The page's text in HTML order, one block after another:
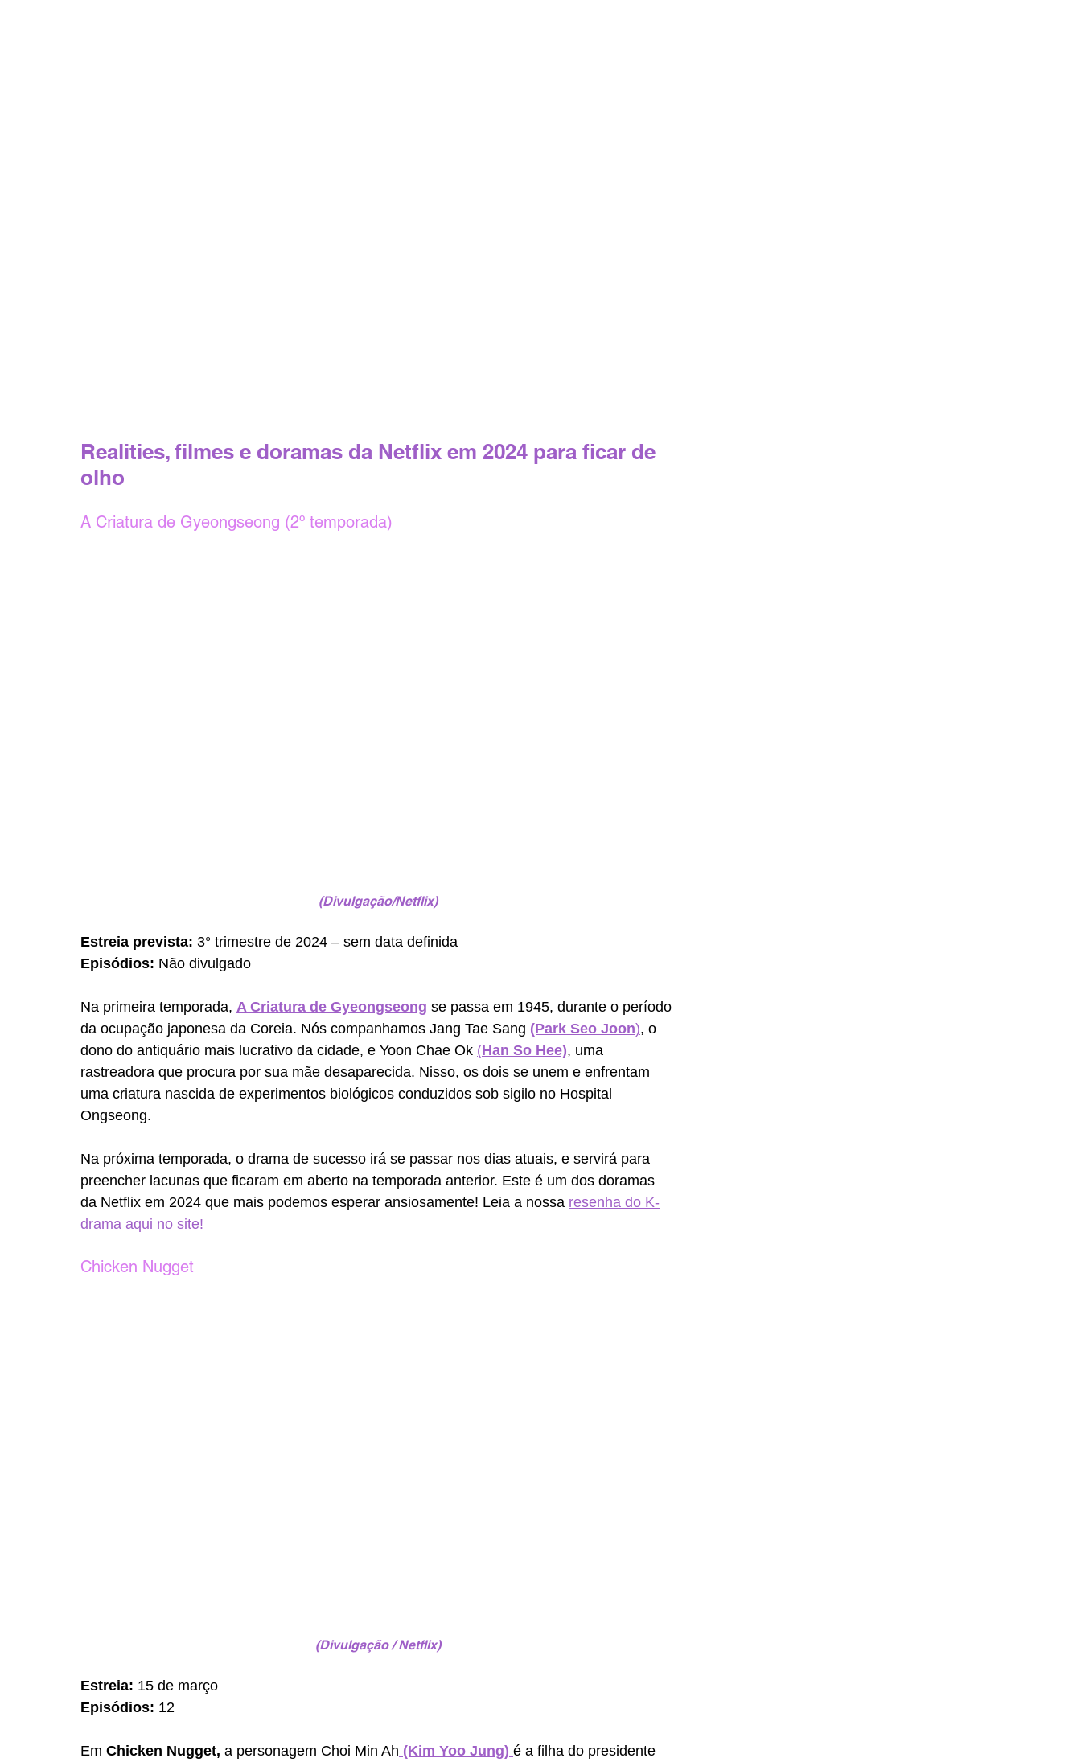
Realities, filmes e doramas da Netflix em 2024 para ficar de
olho
A Criatura de Gyeongseong (2º temporada)
(Divulgação/Netflix)
Estreia prevista: 3° trimestre de 2024 – sem data definida
Episódios: Não divulgado
Na primeira temporada, A Criatura de Gyeongseong se passa em 1945, durante o período
da ocupação japonesa da Coreia. Nós companhamos Jang Tae Sang (Park Seo Joon), o
dono do antiquário mais lucrativo da cidade, e Yoon Chae Ok (Han So Hee), uma
rastreadora que procura por sua mãe desaparecida. Nisso, os dois se unem e enfrentam
uma criatura nascida de experimentos biológicos conduzidos sob sigilo no Hospital
Ongseong.
Na próxima temporada, o drama de sucesso irá se passar nos dias atuais, e servirá para
preencher lacunas que ficaram em aberto na temporada anterior. Este é um dos doramas
da Netflix em 2024 que mais podemos esperar ansiosamente! Leia a nossa resenha do K-
drama aqui no site!
Chicken Nugget
(Divulgação / Netflix)
Estreia: 15 de março
Episódios: 12
Em Chicken Nugget, a personagem Choi Min Ah (Kim Yoo Jung) é a filha do presidente